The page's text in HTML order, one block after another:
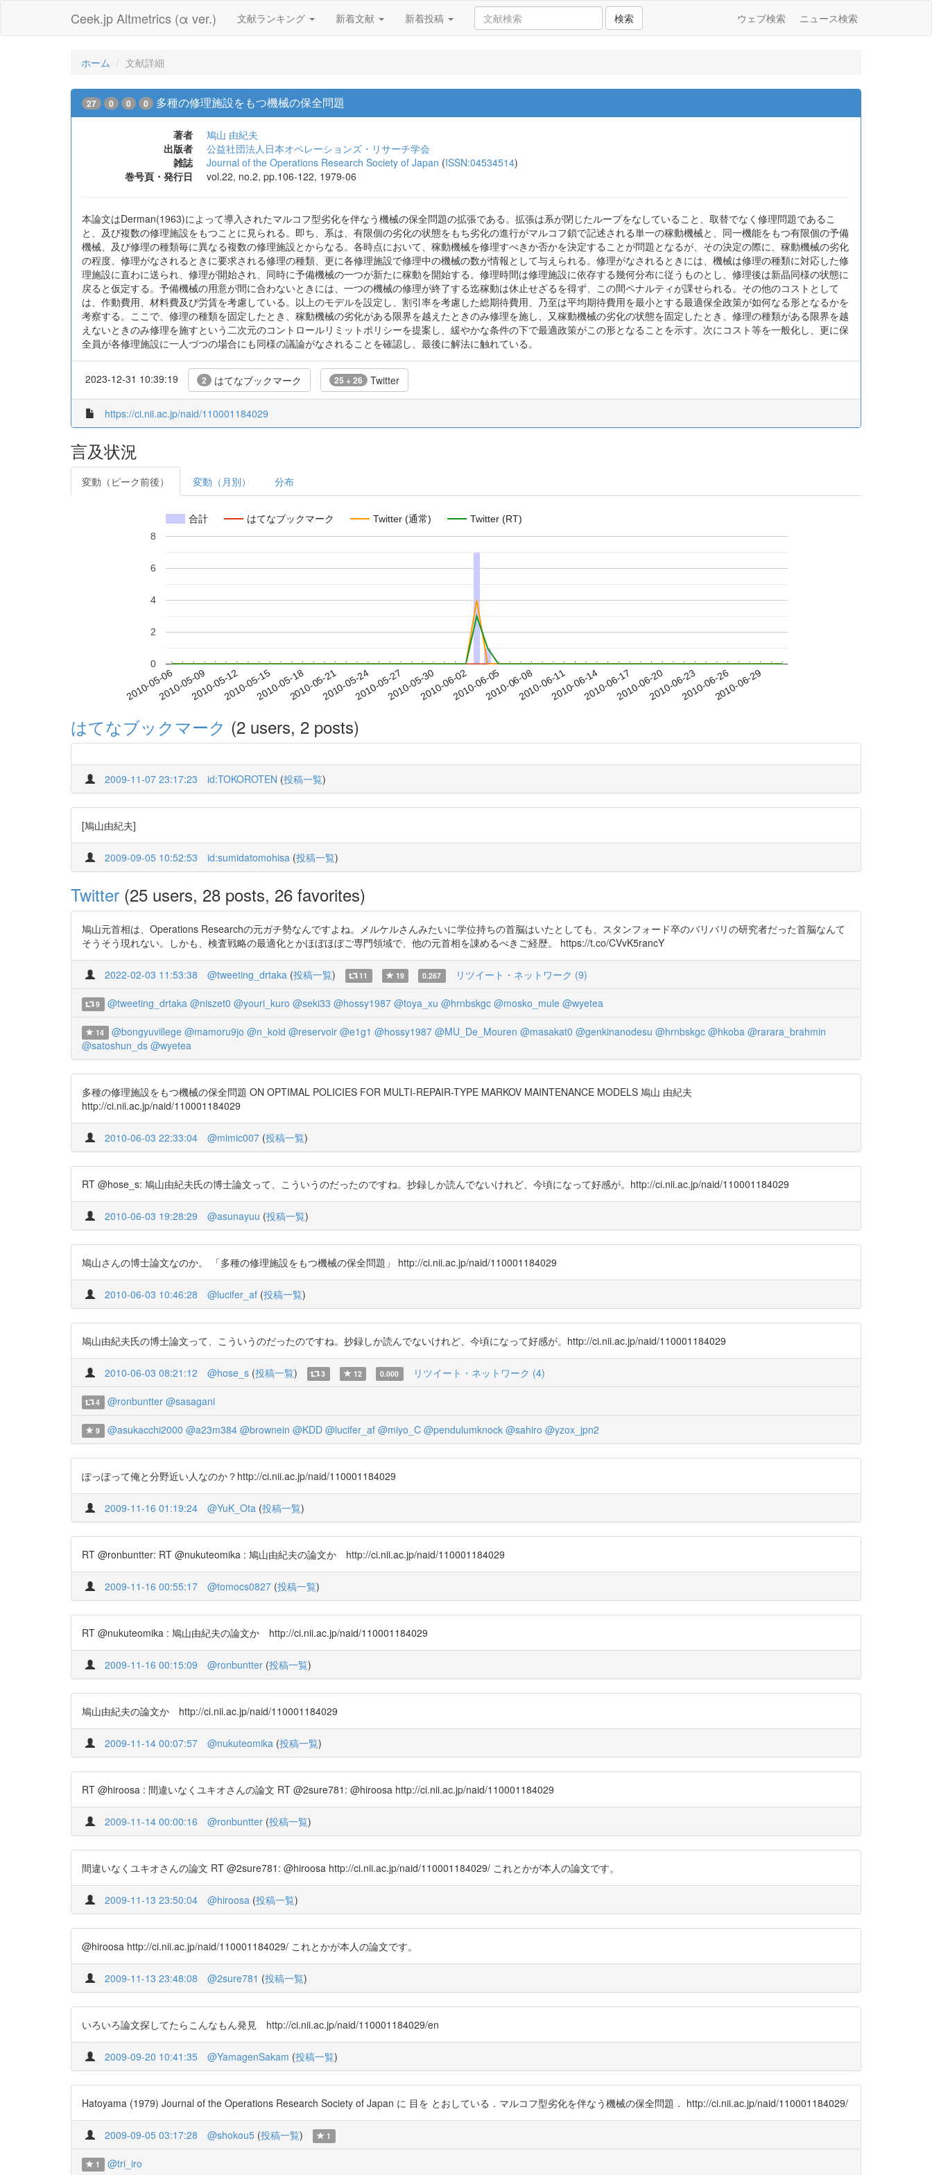
Ceek.jp Altmetrics (α ver.) 文献ランキング 新着文献 新着投稿 検索 ウェブ検索 ニュース検索
ホーム 文献詳細
27 0 0 0 多種の修理施設をもつ機械の保全問題
著者
鳩山 由紀夫
出版者
公益社団法人日本オペレーションズ・リサーチ学会
雑誌
Journal of the Operations Research Society of Japan (ISSN:04534514)
巻号頁・発行日
vol.22, no.2, pp.106-122, 1979-06
本論文はDerman(1963)によって導入されたマルコフ型劣化を伴なう機械の保全問題の拡張である。拡張は系が閉じたループをなしていること、取替でなく修理問題であるこ
と、及び複数の修理施設をもつことに見られる。即ち、系は、有限個の劣化の状態をもち劣化の進行がマルコフ鎖で記述される単一の稼動機械と、同一機能をもつ有限個の予備
機械、及び修理の種類毎に異なる複数の修理施設とからなる。各時点において、稼動機械を修理すべきか否かを決定することが問題となるが、その決定の際に、稼動機械の劣化
の程度、修理がなされるときに要求される修理の種類、更に各修理施設で修理中の機械の数が情報として与えられる。修理がなされるときには、機械は修理の種類に対応した修
理施設に直わに送られ、修理が開始され、同時に予備機械の一つが新たに稼動を開始する。修理時間は修理施設に依存する幾何分布に従うものとし、修理後は新晶同様の状態に
戻ると仮定する。予備機械の用意が間に合わないときには、一つの機械の修理が終了する迄稼動は休止せざるを得ず、この間ペナルティが課せられる。その他のコストとして
は、作動費用、材料費及び労賃を考慮している。以上のモデルを設定し、割引率を考慮した総期待費用、乃至は平均期待費用を最小とする最適保全政策が如何なる形となるかを
考察する。ここで、修理の種類を固定したとき、稼動機械の劣化がある限界を越えたときのみ修理を施し、又稼動機械の劣化の状態を固定したとき、修理の種類がある限界を越
えないときのみ修理を施すという二次元のコントロールリミットポリシーを提案し、緩やかな条件の下で最適政策がこの形となることを示す。次にコスト等を一般化し、更に保
全員が各修理施設に一人づつの場合にも同様の議論がなされることを確認し、最後に解法に触れている。
2023-12-31 10:39:19 2 はてなブックマーク 25 + 26 Twitter
https://ci.nii.ac.jp/naid/110001184029
言及状況
変動（ピーク前後） 変動（月別） 分布
合計 はてなブックマーク Twitter (通常) Twitter (RT)
2010-05-062010-05-092010-05-122010-05-152010-05-182010-05-212010-05-242010-05-272010-05-302010-06-022010-06-052010-06-082010-06-112010-06-142010-06-172010-06-202010-06-232010-06-262010-06-29
0
2
4
6
8
はてなブックマーク (2 users, 2 posts)
2009-11-07 23:17:23 id:TOKOROTEN (投稿一覧)
[鳩山由紀夫]
2009-09-05 10:52:53 id:sumidatomohisa (投稿一覧)
Twitter (25 users, 28 posts, 26 favorites)
鳩山元首相は、Operations Researchの元ガチ勢なんですよね。メルケルさんみたいに学位持ちの首脳はいたとしても、スタンフォード卒のバリバリの研究者だった首脳なんて
そうそう現れない。しかも、検査戦略の最適化とかほぼほぼご専門領域で、他の元首相を諌めるべきご経歴。 https://t.co/CVvK5rancY
2022-02-03 11:53:38 @tweeting_drtaka (投稿一覧) 11 19 0.267 リツイート・ネットワーク (9)
9 @tweeting_drtaka @niszet0 @youri_kuro @seki33 @hossy1987 @toya_xu @hrnbskgc @mosko_mule @wyetea
14 @bongyuvillege @mamoru9jo @n_koid @reservoir @e1g1 @hossy1987 @MU_De_Mouren @masakat0 @genkinanodesu @hrnbskgc @hkoba @rarara_brahmin
@satoshun_ds @wyetea
多種の修理施設をもつ機械の保全問題 ON OPTIMAL POLICIES FOR MULTI-REPAIR-TYPE MARKOV MAINTENANCE MODELS 鳩山 由紀夫
http://ci.nii.ac.jp/naid/110001184029
2010-06-03 22:33:04 @mimic007 (投稿一覧)
RT @hose_s: 鳩山由紀夫氏の博士論文って、こういうのだったのですね。抄録しか読んでないけれど、今頃になって好感が。http://ci.nii.ac.jp/naid/110001184029
2010-06-03 19:28:29 @asunayuu (投稿一覧)
鳩山さんの博士論文なのか。 「多種の修理施設をもつ機械の保全問題」 http://ci.nii.ac.jp/naid/110001184029
2010-06-03 10:46:28 @lucifer_af (投稿一覧)
鳩山由紀夫氏の博士論文って、こういうのだったのですね。抄録しか読んでないけれど、今頃になって好感が。http://ci.nii.ac.jp/naid/110001184029
2010-06-03 08:21:12 @hose_s (投稿一覧) 3 12 0.000 リツイート・ネットワーク (4)
4 @ronbuntter @sasagani
9 @asukacchi2000 @a23m384 @brownein @KDD @lucifer_af @miyo_C @pendulumknock @sahiro @yzox_jpn2
ぽっぽって俺と分野近い人なのか？http://ci.nii.ac.jp/naid/110001184029
2009-11-16 01:19:24 @YuK_Ota (投稿一覧)
RT @ronbuntter: RT @nukuteomika : 鳩山由紀夫の論文か http://ci.nii.ac.jp/naid/110001184029
2009-11-16 00:55:17 @tomocs0827 (投稿一覧)
RT @nukuteomika : 鳩山由紀夫の論文か http://ci.nii.ac.jp/naid/110001184029
2009-11-16 00:15:09 @ronbuntter (投稿一覧)
鳩山由紀夫の論文か http://ci.nii.ac.jp/naid/110001184029
2009-11-14 00:07:57 @nukuteomika (投稿一覧)
RT @hiroosa : 間違いなくユキオさんの論文 RT @2sure781: @hiroosa http://ci.nii.ac.jp/naid/110001184029
2009-11-14 00:00:16 @ronbuntter (投稿一覧)
間違いなくユキオさんの論文 RT @2sure781: @hiroosa http://ci.nii.ac.jp/naid/110001184029/ これとかが本人の論文です。
2009-11-13 23:50:04 @hiroosa (投稿一覧)
@hiroosa http://ci.nii.ac.jp/naid/110001184029/ これとかが本人の論文です。
2009-11-13 23:48:08 @2sure781 (投稿一覧)
いろいろ論文探してたらこんなもん発見 http://ci.nii.ac.jp/naid/110001184029/en
2009-09-20 10:41:35 @YamagenSakam (投稿一覧)
Hatoyama (1979) Journal of the Operations Research Society of Japan に 目を とおしている．マルコフ型劣化を伴なう機械の保全問題． http://ci.nii.ac.jp/naid/110001184029/
2009-09-05 03:17:28 @shokou5 (投稿一覧) 1
1 @tri_iro